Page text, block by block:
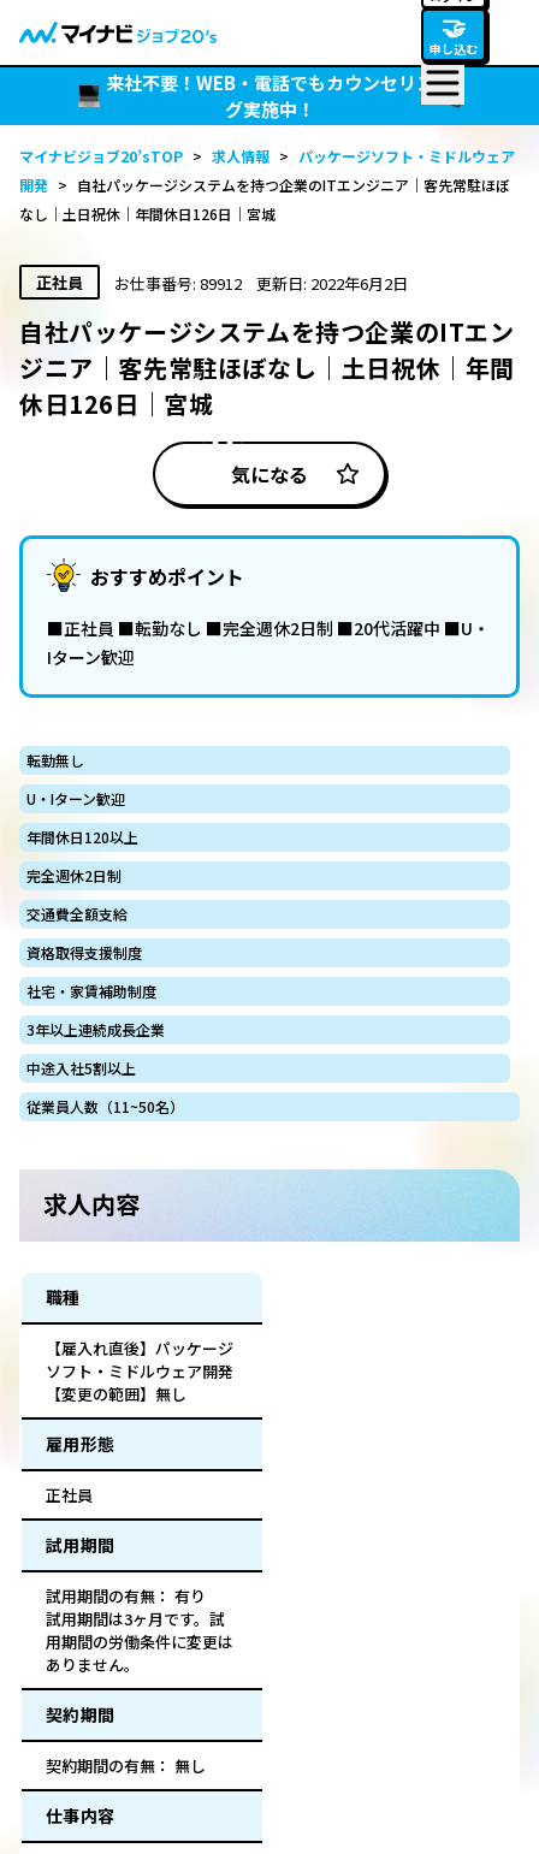
🤝
申し込む
来社不要！WEB・電話でもカウンセリン
グ実施中！
マイナビジョブ20’sTOP > 求人情報 > パッケージソフト・ミドルウェア
開発 > 自社パッケージシステムを持つ企業のITエンジニア｜客先常駐ほぼ
なし｜土日祝休｜年間休日126日｜宮城
正社員 お仕事番号: 89912 更新日: 2022年6月2日
自社パッケージシステムを持つ企業のITエン
ジニア｜客先常駐ほぼなし｜土日祝休｜年間
休日126日｜宮城
気になる
おすすめポイント
■正社員 ■転勤なし ■完全週休2日制 ■20代活躍中 ■U・
Iターン歓迎
転勤無し
U・Iターン歓迎
年間休日120以上
完全週休2日制
交通費全額支給
資格取得支援制度
社宅・家賃補助制度
3年以上連続成長企業
中途入社5割以上
従業員人数（11~50名）
求人内容
職種
【雇入れ直後】パッケージ
ソフト・ミドルウェア開発
【変更の範囲】無し
雇用形態
正社員
試用期間
試用期間の有無： 有り
試用期間は3ヶ月です。試
用期間の労働条件に変更は
ありません。
契約期間
契約期間の有無： 無し
仕事内容